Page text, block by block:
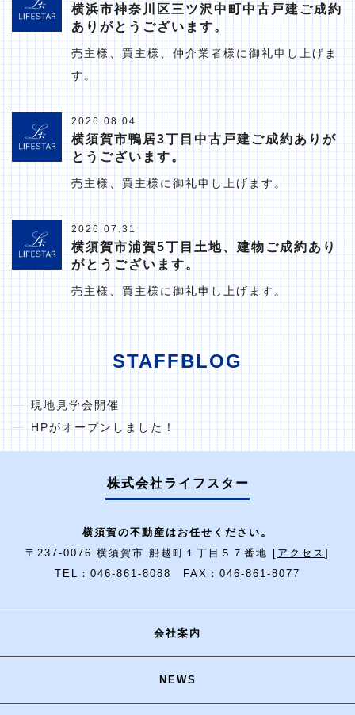
横浜市神奈川区三ツ沢中町中古戸建ご成約
ありがとうございます。
売主様、買主様、仲介業者様に御礼申し上げま
す。
2026.08.04
横須賀市鴨居3丁目中古戸建ご成約ありが
とうございます。
売主様、買主様に御礼申し上げます。
2026.07.31
横須賀市浦賀5丁目土地、建物ご成約あり
がとうございます。
売主様、買主様に御礼申し上げます。
STAFFBLOG
現地見学会開催
HPがオープンしました！
株式会社ライフスター
横須賀の不動産はお任せください。
〒237-0076 横須賀市 船越町１丁目５７番地 [ アクセス ]
TEL：046-861-8088 FAX：046-861-8077
会社案内
NEWS